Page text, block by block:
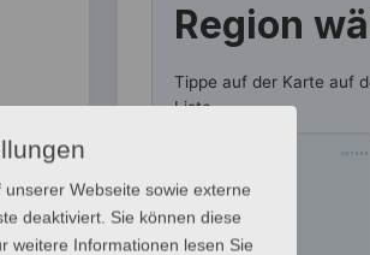
Region
Tippe auf der Karte auf
Liste.
OSTSEE
Webseite sowie externe
deaktiviert. Sie können diese
weitere Informationen lesen Sie